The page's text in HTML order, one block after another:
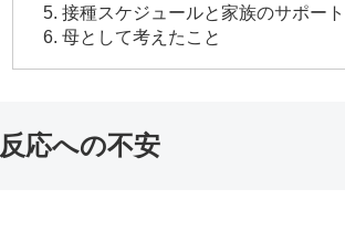
接種スケジュールと家族のサポート
母として考えたこと
応への不安